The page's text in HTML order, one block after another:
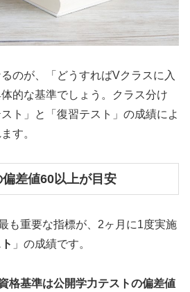
のが、「どうすればVクラスに入
的な基準でしょう。クラス分け
ト」と「復習テスト」の成績によ
す。
差値60以上が目安
も重要な指標が、2ヶ月に1度実施
」の成績です。
格基準は公開学力テストの偏差値